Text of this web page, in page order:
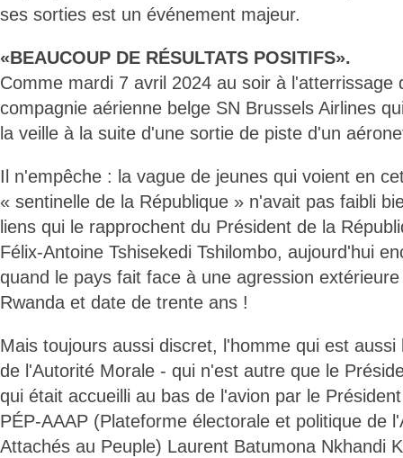
ses sorties est un événement majeur.
«BEAUCOUP DE RÉSULTATS POSITIFS».
Comme mardi 7 avril 2024 au soir à l'atterrissage
compagnie aérienne belge SN Brussels Airlines
la veille à la suite d'une sortie de piste d'un
Il n'empêche : la vague de jeunes qui voient en
« sentinelle de la République » n'avait pas faibli
liens qui le rapprochent du Président de la
Félix-Antoine Tshisekedi Tshilombo, aujourd'hui
quand le pays fait face à une agression
Rwanda et date de trente ans !
Mais toujours aussi discret, l'homme qui est
de l'Autorité Morale - qui n'est autre que le
qui était accueilli au bas de l'avion par le
PÉP-AAAP (Plateforme électorale et politique de
Attachés au Peuple) Laurent Batumona Nkhandi